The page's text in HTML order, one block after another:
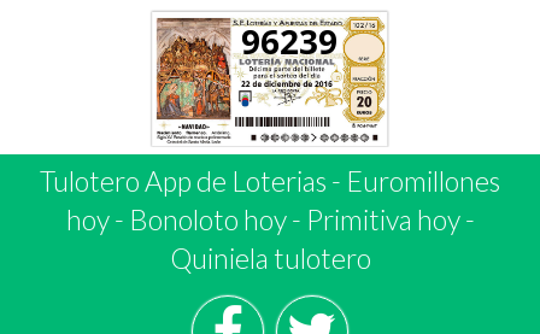
96239
Tulotero App de Loterias - Euromillones
hoy- Bonoloto hoy- Primitiva hoy-
Quiniela tulotero